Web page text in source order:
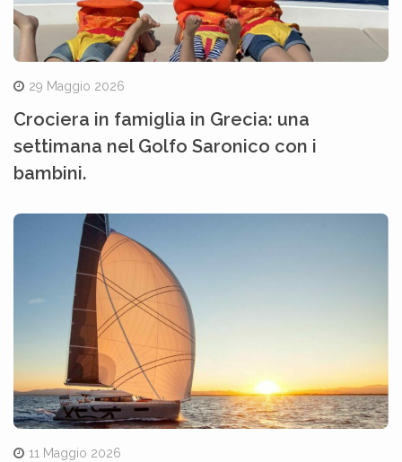
29 Maggio 2026
Crociera in famiglia in Grecia: una
settimana nel Golfo Saronico con i
bambini.
11 Maggio 2026